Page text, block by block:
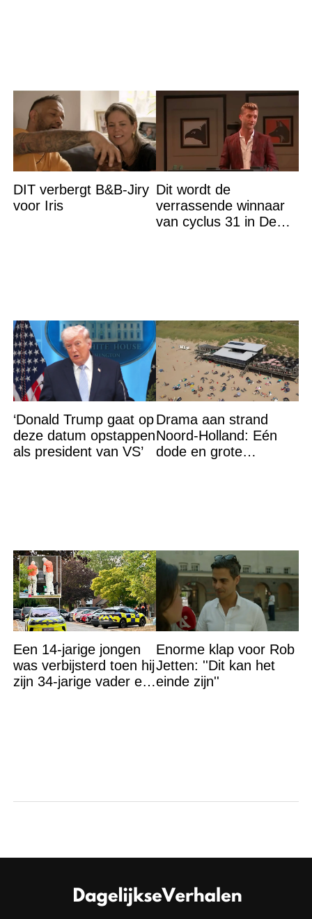
DIT verbergt B&B-Jiry
voor Iris
Dit wordt de
verrassende winnaar
van cyclus 31 in De
‘Donald Trump gaat op
deze datum opstappen
als president van VS’
Drama aan strand
Noord-Holland: Eén
dode en grote
Een 14-jarige jongen
was verbijsterd toen hij
zijn 34-jarige vader en
Enorme klap voor Rob
Jetten: ''Dit kan het
einde zijn''